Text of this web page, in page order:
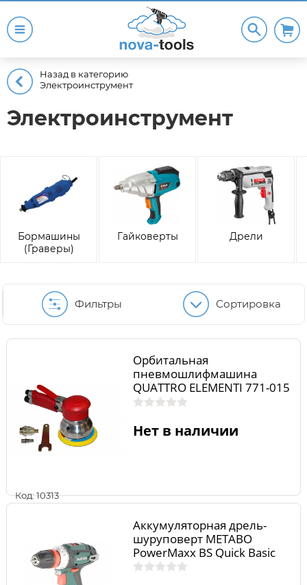
Назад в категорию
Электроинструмент
Электроинструмент
Бормашины
(Граверы)
Гайковерты
Дрели
Фильтры Сортировка
Код: 10313
Орбитальная
пневмошлифмашина
QUATTRO ELEMENTI 771-015
Нет в наличии
Аккумуляторная дрель-
шуруповерт METABO
PowerMaxx BS Quick Basic
600156500